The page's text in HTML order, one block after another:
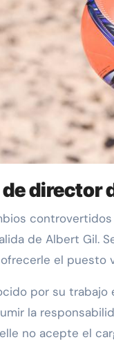
director
de Albert Gil.
el puesto
por su
la
no acepte el